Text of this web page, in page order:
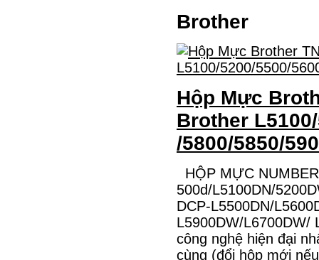
Brother
Hộp Mực
Brother
/5800/5850/
HỘP MỰC
500d/L5100DN/
DCP-L5500DN/
L5900DW/
công nghệ hiện đại
cùng (đổi hộp mới